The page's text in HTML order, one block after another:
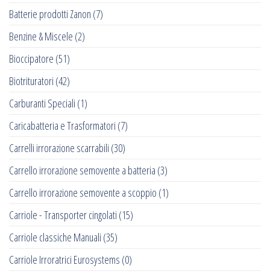
Batterie prodotti Zanon (7)
Benzine & Miscele (2)
Bioccipatore (51)
Biotrituratori (42)
Carburanti Speciali (1)
Caricabatteria e Trasformatori (7)
Carrelli irrorazione scarrabili (30)
Carrello irrorazione semovente a batteria (3)
Carrello irrorazione semovente a scoppio (1)
Carriole - Transporter cingolati (15)
Carriole classiche Manuali (35)
Carriole Irroratrici Eurosystems (0)